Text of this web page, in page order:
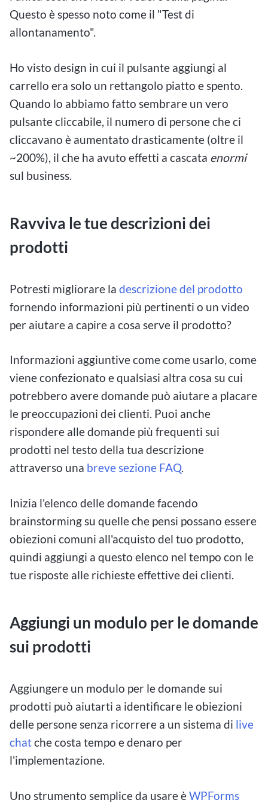
Questo è spesso noto come il "Test di
allontanamento".
Ho visto design in cui il pulsante aggiungi al
carrello era solo un rettangolo piatto e spento.
Quando lo abbiamo fatto sembrare un vero
pulsante cliccabile, il numero di persone che ci
cliccavano è aumentato drasticamente (oltre il
~200%), il che ha avuto effetti a cascata enormi
sul business.
Ravviva le tue descrizioni dei
prodotti
Potresti migliorare la descrizione del prodotto
fornendo informazioni più pertinenti o un video
per aiutare a capire a cosa serve il prodotto?
Informazioni aggiuntive come come usarlo, come
viene confezionato e qualsiasi altra cosa su cui
potrebbero avere domande può aiutare a placare
le preoccupazioni dei clienti. Puoi anche
rispondere alle domande più frequenti sui
prodotti nel testo della tua descrizione
attraverso una breve sezione FAQ.
Inizia l'elenco delle domande facendo
brainstorming su quelle che pensi possano essere
obiezioni comuni all'acquisto del tuo prodotto,
quindi aggiungi a questo elenco nel tempo con le
tue risposte alle richieste effettive dei clienti.
Aggiungi un modulo per le domande
sui prodotti
Aggiungere un modulo per le domande sui
prodotti può aiutarti a identificare le obiezioni
delle persone senza ricorrere a un sistema di live
chatche costa tempo e denaro per
l'implementazione.
Uno strumento semplice da usare èWPForms